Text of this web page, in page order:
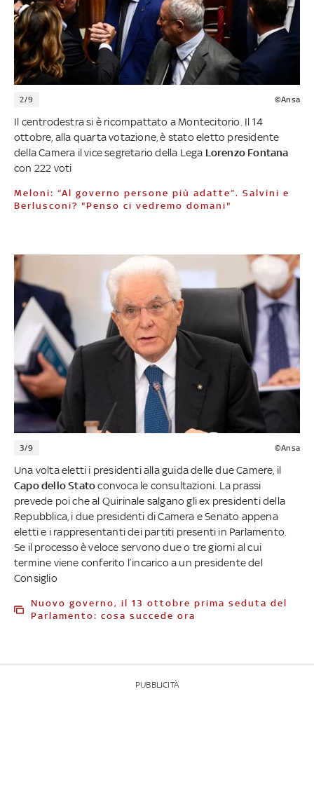
2/9 ©Ansa
Il centrodestra si è ricompattato a Montecitorio. Il 14
ottobre, alla quarta votazione, è stato eletto presidente
della Camera il vice segretario della Lega Lorenzo Fontana
con 222 voti
Meloni: “Al governo persone più adatte”. Salvini e
Berlusconi? "Penso ci vedremo domani"
3/9 ©Ansa
Una volta eletti i presidenti alla guida delle due Camere, il
Capo dello Statoconvoca le consultazioni. La prassi
prevede poi che al Quirinale salgano gli ex presidenti della
Repubblica, i due presidenti di Camera e Senato appena
eletti e i rappresentanti dei partiti presenti in Parlamento.
Se il processo è veloce servono due o tre giorni al cui
termine viene conferito l’incarico a un presidente del
Consiglio
Nuovo governo, il 13 ottobre prima seduta del
Parlamento: cosa succede ora
PUBBLICITÀ